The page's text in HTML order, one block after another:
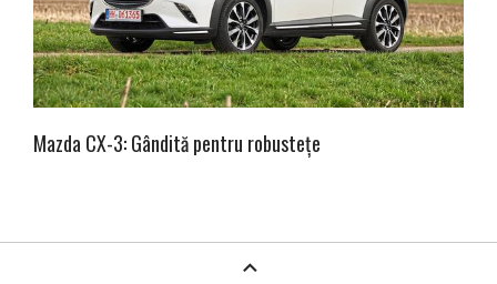
Mazda CX-3: Gândită pentru robustețe